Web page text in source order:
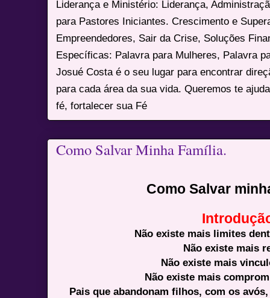
Liderança e Ministério: Liderança,
para Pastores Iniciantes. Crescimento e
Empreendedores, Sair da Crise, Soluções
Específicas: Palavra para Mulheres, Palavra
Josué Costa é o seu lugar para encontrar
para cada área da sua vida. Queremos te
fé, fortalecer sua Fé
Como Salvar Minha Família.
Como Salvar
Não existe mais limites
Não existe mais
Não existe mais
Não existe mais
Pais que abandonam filhos, com os